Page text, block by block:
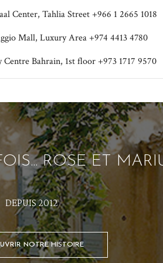
Center, Tahlia Street +966 1 2665 1018
Mall, Luxury Area +974 4413 4780
Bahrain, 1st floor +973 1717 9570
ROSE ET
DEPUIS 2012
NOTRE HISTOIRE